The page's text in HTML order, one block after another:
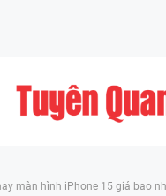
là giải pháp, tùy thuộc
Galaxy M14 (SM
màn hình iPhone 15 giá bao